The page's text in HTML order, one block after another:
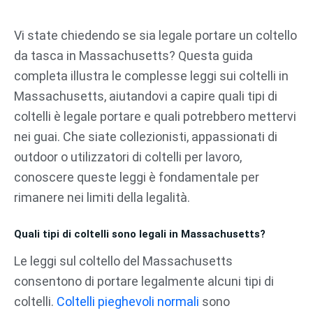
contenuto
Vi state chiedendo se sia legale portare un coltello
da tasca in Massachusetts? Questa guida
completa illustra le complesse leggi sui coltelli in
Massachusetts, aiutandovi a capire quali tipi di
coltelli è legale portare e quali potrebbero mettervi
nei guai. Che siate collezionisti, appassionati di
outdoor o utilizzatori di coltelli per lavoro,
conoscere queste leggi è fondamentale per
rimanere nei limiti della legalità.
Quali tipi di coltelli sono legali in Massachusetts?
Le leggi sul coltello del Massachusetts
consentono di portare legalmente alcuni tipi di
coltelli. Coltelli pieghevoli normali sono